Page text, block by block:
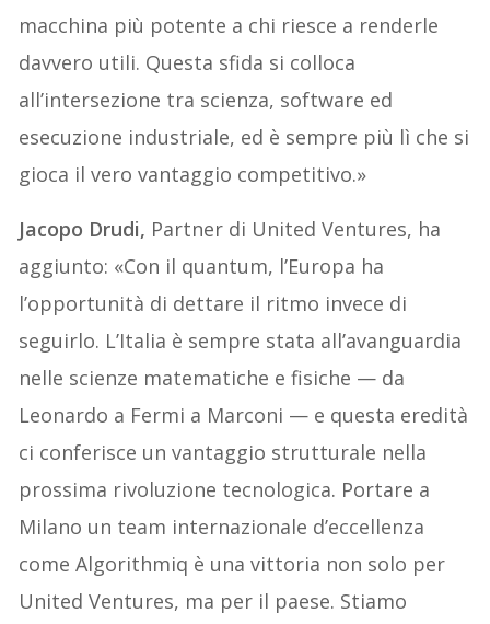
macchina più potente a chi riesce a renderle
davvero utili. Questa sfida si colloca
all’intersezione tra scienza, software ed
esecuzione industriale, ed è sempre più lì che si
gioca il vero vantaggio competitivo.»
Jacopo Drudi, Partner di United Ventures, ha
aggiunto: «Con il quantum, l’Europa ha
l’opportunità di dettare il ritmo invece di
seguirlo. L’Italia è sempre stata all’avanguardia
nelle scienze matematiche e fisiche — da
Leonardo a Fermi a Marconi — e questa eredità
ci conferisce un vantaggio strutturale nella
prossima rivoluzione tecnologica. Portare a
Milano un team internazionale d’eccellenza
come Algorithmiq è una vittoria non solo per
United Ventures, ma per il paese. Stiamo